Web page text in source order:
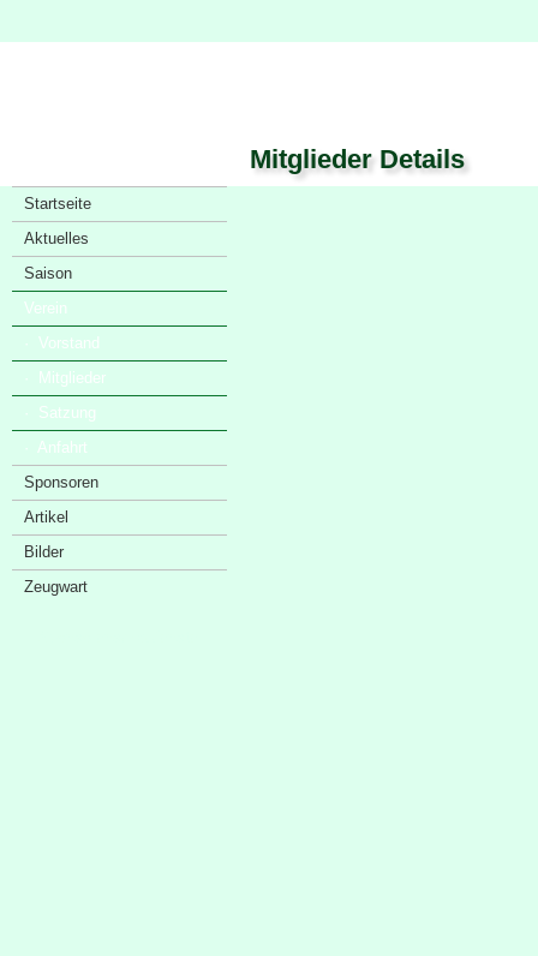
Mitglieder Details
Startseite
Aktuelles
Saison
Verein
· Vorstand
· Mitglieder
· Satzung
· Anfahrt
Sponsoren
Artikel
Bilder
Zeugwart